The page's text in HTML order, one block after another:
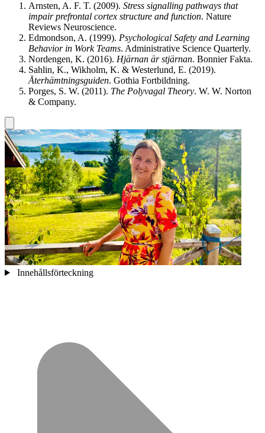
Arnsten, A. F. T. (2009). Stress signalling pathways that
impair prefrontal cortex structure and function. Nature
Reviews Neuroscience.
Edmondson, A. (1999). Psychological Safety and Learning
Behavior in Work Teams. Administrative Science Quarterly.
Nordengen, K. (2016). Hjärnan är stjärnan. Bonnier Fakta.
Sahlin, K., Wikholm, K. & Westerlund, E. (2019).
Återhämtningsguiden. Gothia Fortbildning.
Porges, S. W. (2011). The Polyvagal Theory. W. W. Norton
& Company.
Innehållsförteckning